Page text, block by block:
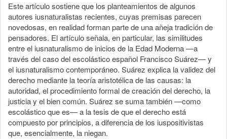
Este artículo sostiene que los planteamientos de algunos
autores iusnaturalistas recientes, cuyas premisas parecen
novedosas, en realidad forman parte de una añeja tradición de
pensadores. El artículo señala, en particular, las similitudes
entre el iusnaturalismo de inicios de la Edad Moderna —a
través del caso del escolástico español Francisco Suárez— y
el iusnaturalismo contemporáneo. Suárez explica la validez del
derecho mediante la teoría aristotélica de las causas: la
autoridad, el procedimiento formal de creación del derecho, la
justicia y el bien común. Suárez se suma también —como
escolástico que es— a la tesis de que el derecho está
compuesto por principios, a diferencia de los iuspositivistas
que, esencialmente, la niegan.